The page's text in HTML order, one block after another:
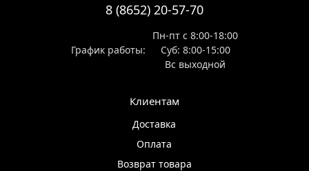
8 (8652) 20-57-70
График работы:
Пн-пт с 8:00-18:00
Суб: 8:00-15:00
Вс выходной
Клиентам
Доставка
Оплата
Возврат товара